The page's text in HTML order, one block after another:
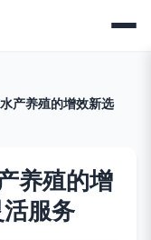
产养殖的增效新选
养殖的增
服务